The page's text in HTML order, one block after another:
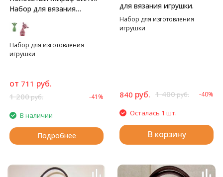
Набор для вязания
Набор для изготовления
игрушки
от 711 руб.
1 200руб. -41%
В наличии
Подробнее
для вязания игрушки.
Набор для изготовления
игрушки
840 руб. 1 400руб. -40%
Осталась 1 шт.
В корзину